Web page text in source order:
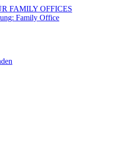
FAMILY OFFICES
Family Office